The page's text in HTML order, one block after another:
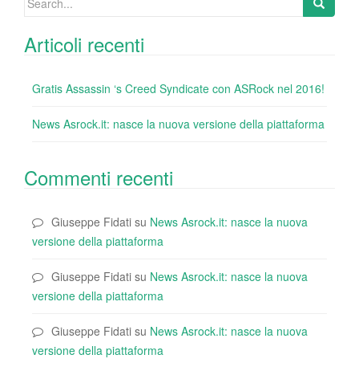
Articoli recenti
Gratis Assassin ‘s Creed Syndicate con ASRock nel 2016!
News Asrock.it: nasce la nuova versione della piattaforma
Commenti recenti
Giuseppe Fidati su News Asrock.it: nasce la nuova
versione della piattaforma
Giuseppe Fidati su News Asrock.it: nasce la nuova
versione della piattaforma
Giuseppe Fidati su News Asrock.it: nasce la nuova
versione della piattaforma